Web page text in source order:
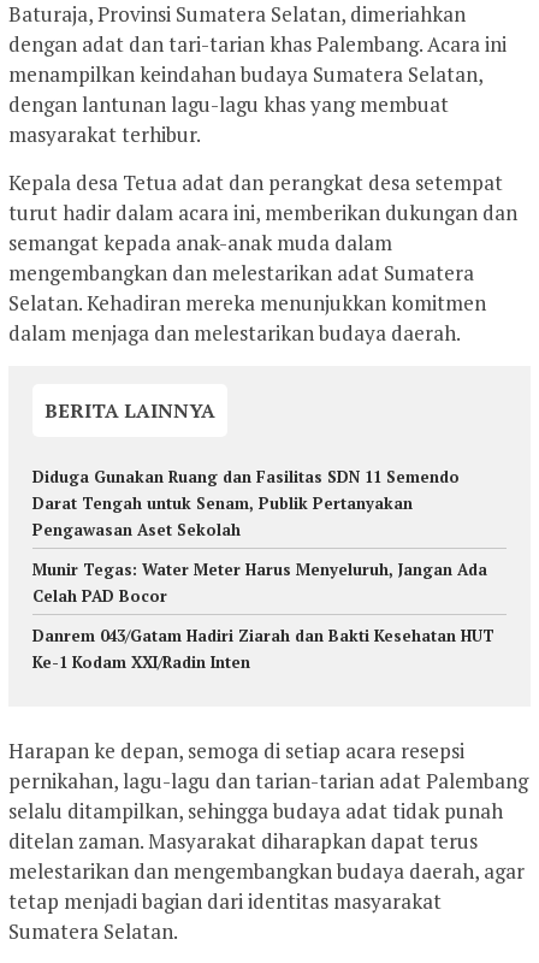
Baturaja, Provinsi Sumatera Selatan, dimeriahkan
dengan adat dan tari-tarian khas Palembang. Acara ini
menampilkan keindahan budaya Sumatera Selatan,
dengan lantunan lagu-lagu khas yang membuat
masyarakat terhibur.
Kepala desa Tetua adat dan perangkat desa setempat
turut hadir dalam acara ini, memberikan dukungan dan
semangat kepada anak-anak muda dalam
mengembangkan dan melestarikan adat Sumatera
Selatan. Kehadiran mereka menunjukkan komitmen
dalam menjaga dan melestarikan budaya daerah.
BERITA LAINNYA
Diduga Gunakan Ruang dan Fasilitas SDN 11 Semendo
Darat Tengah untuk Senam, Publik Pertanyakan
Pengawasan Aset Sekolah
Munir Tegas: Water Meter Harus Menyeluruh, Jangan Ada
Celah PAD Bocor
Danrem 043/Gatam Hadiri Ziarah dan Bakti Kesehatan HUT
Ke-1 Kodam XXI/Radin Inten
Harapan ke depan, semoga di setiap acara resepsi
pernikahan, lagu-lagu dan tarian-tarian adat Palembang
selalu ditampilkan, sehingga budaya adat tidak punah
ditelan zaman. Masyarakat diharapkan dapat terus
melestarikan dan mengembangkan budaya daerah, agar
tetap menjadi bagian dari identitas masyarakat
Sumatera Selatan.